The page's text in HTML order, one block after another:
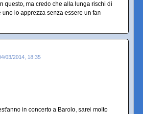
questo, ma credo che alla lunga rischi di
uno lo apprezza senza essere un fan
03/2014, 18:35
in concerto a Barolo, sarei molto